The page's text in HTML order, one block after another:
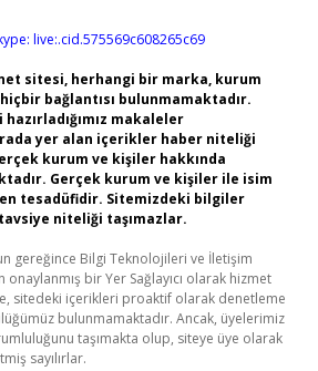
live:.cid.575569c608265c69
sitesi, herhangi bir marka, kurum
bağlantısı bulunmamaktadır.
makaleler
yer alan içerikler haber niteliği
kurum ve kişiler hakkında
Gerçek kurum ve kişiler ile isim
tesadüfidir. Sitemizdeki bilgiler
niteliği taşımazlar.
gereğince Bilgi Teknolojileri ve İletişim
onaylanmış bir Yer Sağlayıcı olarak hizmet
sitedeki içerikleri proaktif olarak denetleme
bulunmamaktadır. Ancak, üyelerimiz
taşımakta olup, siteye üye olarak
sayılırlar.